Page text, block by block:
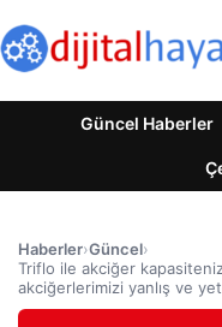
Güncel Haberler
Haberler›Güncel›
Triflo ile akciğer
akciğerlerimizi yanlış ve